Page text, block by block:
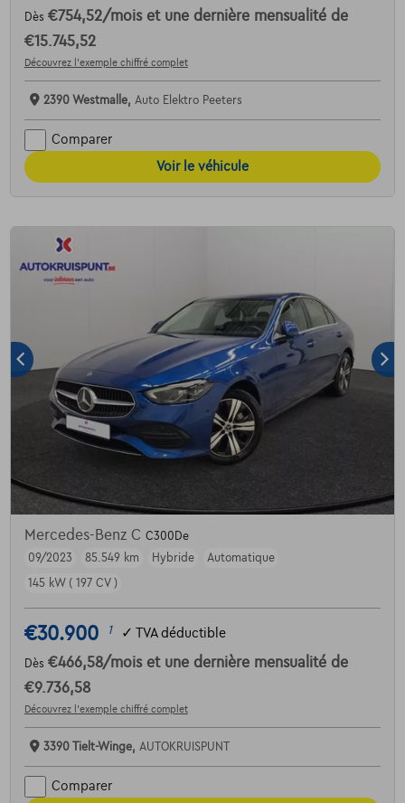
Dès €754,52/mois et une dernière mensualité de
€15.745,52
Découvrez l’exemple chiffré complet
2390 Westmalle, Auto Elektro Peeters
Comparer
Voir le véhicule
Mercedes-Benz C C300De
09/2023
85.549 km Hybride
Automatique
145 kW ( 197 CV )
€30.900 1 ✓ TVA déductible
Dès €466,58/mois et une dernière mensualité de
€9.736,58
Découvrez l’exemple chiffré complet
3390 Tielt-Winge, AUTOKRUISPUNT
Comparer